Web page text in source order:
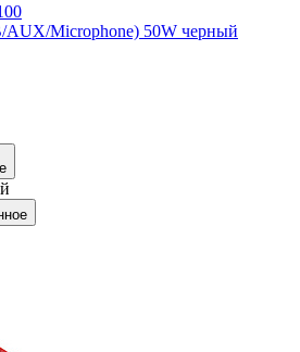
AUX/Microphone) 50W черный